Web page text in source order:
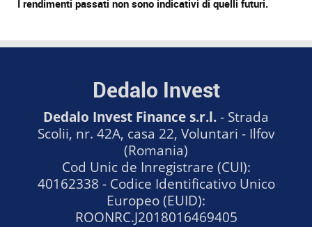
I rendimenti passati non sono indicativi di quelli futuri.
Dedalo Invest
Dedalo Invest Finance s.r.l.- Strada
Scolii, nr. 42A, casa 22, Voluntari - Ilfov
(Romania)
Cod Unic de Inregistrare (CUI):
40162338 - Codice Identificativo Unico
Europeo (EUID):
ROONRC.J2018016469405